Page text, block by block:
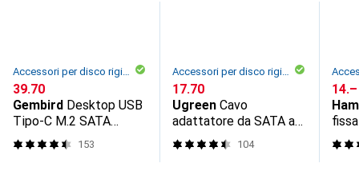
Accessori per disco rigido
CHF
39.70
Gembird Desktop USB
Tipo-C M.2 SATA
NVME
153
Accessori per disco rigido
CHF
17.70
Ugreen Cavo
adattatore da SATA a
USB 3.0 per HDD SSD
SATA con alimentatore
104
CHF
14.–
fissa